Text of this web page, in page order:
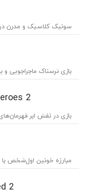
سونیک کلاسیک و مدرن
بازی ترسناک ماجراجویی و
2
بازی در نفش ابر
مبارزه خونین اول‌شخص
2